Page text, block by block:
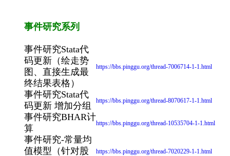
事件研究系列
事件研究Stata代
码更新（绘走势
图、直接生成最
终结果表格）
https://bbs.pinggu.org/thread-7006714-1-1.html
事件研究Stata代
码更新 增加分组
https://bbs.pinggu.org/thread-8070617-1-1.html
事件研究BHAR计
算
https://bbs.pinggu.org/thread-10535704-1-1.html
事件研究-常量均
值模型（针对股
https://bbs.pinggu.org/thread-7020229-1-1.html